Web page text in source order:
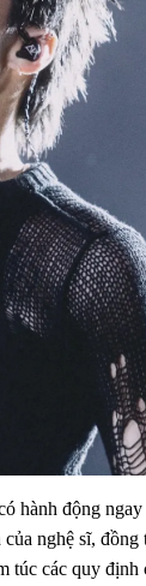
hành động
nghệ sĩ,
túc các quy